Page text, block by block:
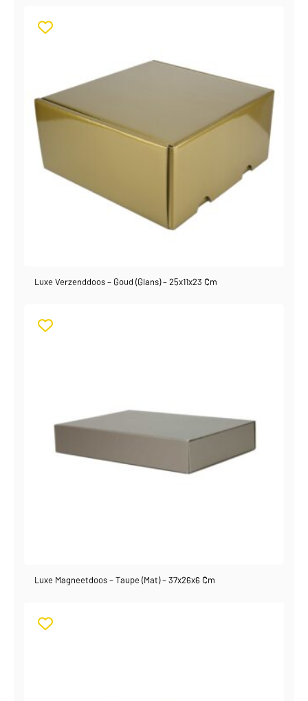
Luxe Verzenddoos – Goud (glans) – 25x11x23 Cm
Luxe Magneetdoos – Taupe (mat) – 37x26x6 Cm